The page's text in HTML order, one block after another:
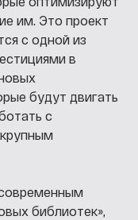
им. Это проект
с одной из
в
будут двигать
с
библиотек»,